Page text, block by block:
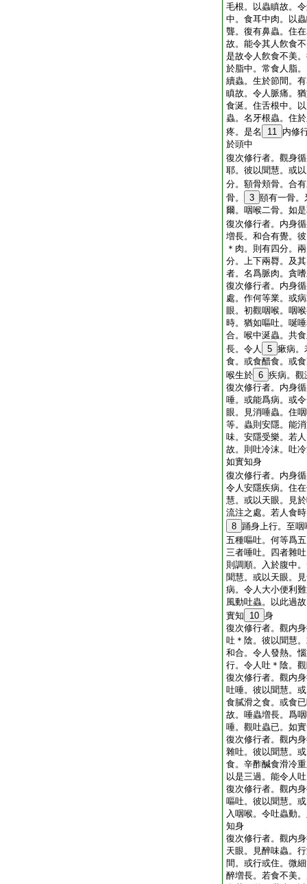
毛根。以蟲瞋故。
中。食耳中肉。以
聾。復有鼻蟲。住
故。能令其人飮食
是故令人飮食不美
於脂中。常食人脂
續蟲。生於節間。
瞋故。令人脈痛。
食涎。住舌根中。
蟲。名牙根蟲。住
疼。是名
11 内修
於頭中
復次修行者。觀身
耶。彼以聞慧。或
分。額骨頬骨。合
骨。
3 頤有一骨
爾。咽喉二骨。如
復次修行者。内身
増長。和合有覺。
＊肉。則有四分。
分。上下兩脣。及
者。名爲脈肉。貪
復次修行者。内身
處。作何等業。或
眼。初觀咽喉。咽
時。猶如嘔吐。唌
合。喉中涎蟲。共
長。令人
5 瘶病。
食。或食醋食。或
喉生於 6 疾病。觀
復次修行者。内身
唾。或能爲病。或
眼。見消唾蟲。住
等。蟲則安隱。能
味。安隱受樂。若
故。則吐冷沫。吐
如實知身
復次修行者。内身
令人安隱疾病。住
慧。或以天眼。見
流注之處。若人食
8 踊身上行。至
五種嘔吐。何等爲
三者唾吐。四者雜
則調順。入於腹中
聞慧。或以天眼。
病。令人大小便利
風動吐蟲。以此過
實知
10 身
復次修行者。觀内
吐＊陰。彼以聞慧
和合。令人發熱。
行。令人吐＊陰。
復次修行者。觀内
吐唾。彼以聞慧。
食膩滑之食。或食
故。唾蟲増長。爲
唾。觀吐蟲已。如
復次修行者。觀内
雜吐。彼以聞慧。
食。辛酢醎食滑冷
以是三過。能令人
復次修行者。觀内
嘔吐。彼以聞慧。
入咽喉。令吐蟲動
知身
復次修行者。觀内
天眼。見醉味蟲。
間。或行或住。微
醉増長。若食不美